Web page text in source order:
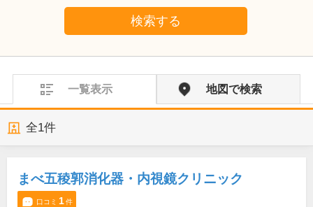
検索する
一覧表示 地図で検索
全1件
まべ五稜郭消化器・内視鏡クリニック
口コミ 1件